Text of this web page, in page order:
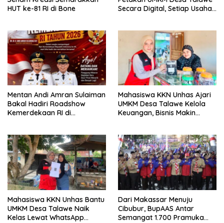
HUT ke-81 RI di Bone
Secara Digital, Setiap Usaha
Mentan Andi Amran Sulaiman
Bakal Hadiri Roadshow
Kemerdekaan RI di
Dibagikan
Mahasiswa KKN Unhas Ajari
UMKM Desa Talawe Kelola
Keuangan, Bisnis Makin
Mahasiswa KKN Unhas Bantu
UMKM Desa Talawe Naik
Kelas Lewat WhatsApp
Dari Makassar Menuju
Cibubur, BupAAS Antar
Semangat 1.700 Pramuka